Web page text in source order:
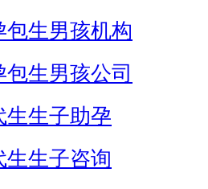
包生男孩机构
生男孩公司
生生子助孕
生生子咨询